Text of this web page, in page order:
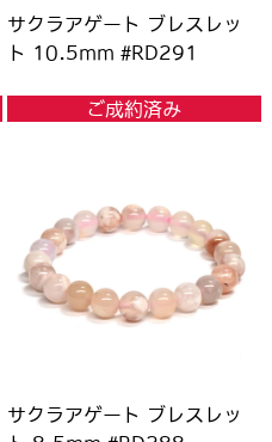
サクラアゲート ブレスレッ
ト 10.5mm #RD291
ご成約済み
サクラアゲート ブレスレッ